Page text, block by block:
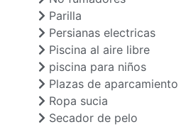
Parilla
Persianas electricas
Piscina al aire libre
piscina para niños
Plazas de aparcamiento
Ropa sucia
Secador de pelo